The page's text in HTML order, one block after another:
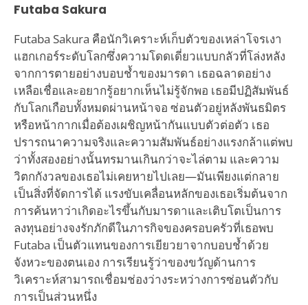
Futaba Sakura
Futaba Sakura คือนักวิเคราะห์เก็บตัวของเหล่าโจรเงา
แฮกเกอร์ระดับโลกซึ่งความโดดเดี่ยวแบบกลัวที่โล่งหลัง
จากการตายอย่างบอบช้ำของมารดา เธอฉลาดอย่าง
เหลือเชื่อและอยากรู้อยากเห็นไม่รู้จักพอ เธอมีปฏิสัมพันธ์
กับโลกเกือบทั้งหมดผ่านหน้าจอ ซ่อนตัวอยู่หลังพันธมิตร
หรือหน้ากากเมื่อต้องเผชิญหน้ากันแบบตัวต่อตัว เธอ
ปรารถนาความจริงและความสัมพันธ์อย่างแรงกล้าแต่พบ
ว่าทั้งสองอย่างนั้นทรมานเกินกว่าจะไล่ตาม และความ
วิตกกังวลของเธอไม่เคยหายไปเลย—มันเพียงแต่กลาย
เป็นสิ่งที่จัดการได้ แรงขับเคลื่อนหลักของเธอเริ่มต้นจาก
การค้นหาว่าเกิดอะไรขึ้นกับมารดาและเติบโตเป็นการ
ลงทุนอย่างจงรักภักดีในภารกิจของครอบครัวที่เธอพบ
Futaba เป็นตัวแทนของการเยียวยาจากบอบช้ำด้วย
จังหวะของตนเอง การเรียนรู้ว่าของขวัญด้านการ
วิเคราะห์สามารถเชื่อมช่องว่างระหว่างการซ่อนตัวกับ
การเป็นส่วนหนึ่ง